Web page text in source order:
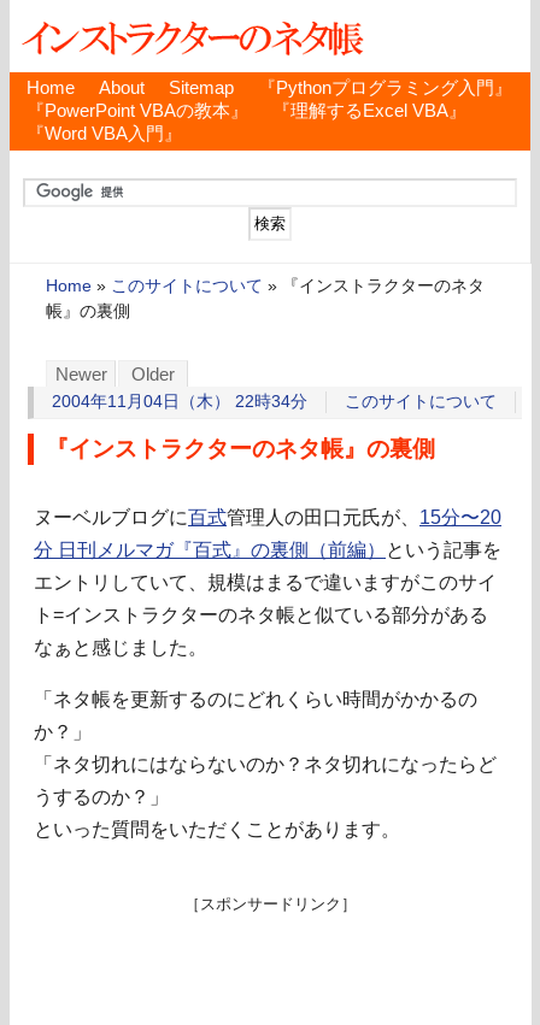
Home About Sitemap
『Pythonプログラミング入門』
『PowerPoint VBAの教本』
『理解するExcel VBA』
『Word VBA入門』
Home » このサイトについて »
『インストラクターのネタ
帳』の裏側
Newer Older
2004年11月04日（木） 22時34分 このサイトについて
『インストラクターのネタ帳』の裏側
ヌーベルブログに百式管理人の田口元氏が、 15分〜20
分 日刊メルマガ『百式』の裏側（前編）
という記事を
エントリしていて、規模はまるで違いますがこのサイ
ト=インストラクターのネタ帳と似ている部分がある
なぁと感じました。
「ネタ帳を更新するのにどれくらい時間がかかるの
か？」
「ネタ切れにはならないのか？ネタ切れになったらど
うするのか？」
といった質問をいただくことがあります。
［スポンサードリンク］